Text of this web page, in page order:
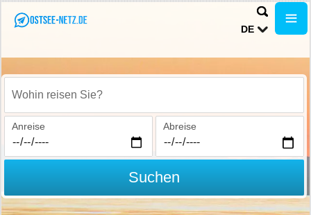
DE
Wohin reisen Sie?
Anreise Abreise
Suchen